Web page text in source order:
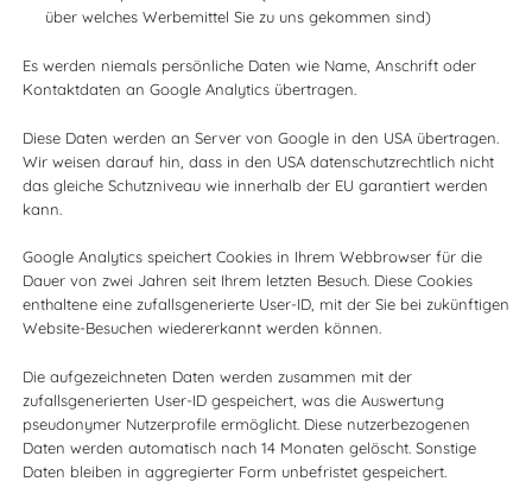
über welches Werbemittel Sie zu uns gekommen sind)
Es werden niemals persönliche Daten wie Name, Anschrift oder
Kontaktdaten an Google Analytics übertragen.
Diese Daten werden an Server von Google in den USA übertragen.
Wir weisen darauf hin, dass in den USA datenschutzrechtlich nicht
das gleiche Schutzniveau wie innerhalb der EU garantiert werden
kann.
Google Analytics speichert Cookies in Ihrem Webbrowser für die
Dauer von zwei Jahren seit Ihrem letzten Besuch. Diese Cookies
enthaltene eine zufallsgenerierte User-ID, mit der Sie bei zukünftigen
Website-Besuchen wiedererkannt werden können.
Die aufgezeichneten Daten werden zusammen mit der
zufallsgenerierten User-ID gespeichert, was die Auswertung
pseudonymer Nutzerprofile ermöglicht. Diese nutzerbezogenen
Daten werden automatisch nach 14 Monaten gelöscht. Sonstige
Daten bleiben in aggregierter Form unbefristet gespeichert.